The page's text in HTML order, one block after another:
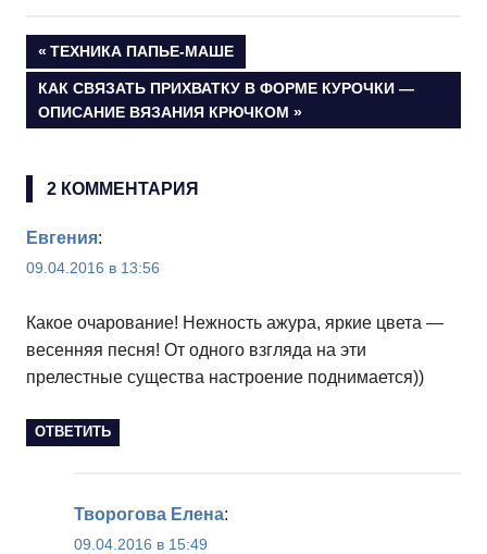
Навигация
по
ПРЕДЫДУЩАЯ
ЗАПИСЬ:
ТЕХНИКА ПАПЬЕ-МАШЕ
СЛЕДУЮЩАЯ
ЗАПИСЬ:
КАК СВЯЗАТЬ ПРИХВАТКУ В ФОРМЕ КУРОЧКИ —
ОПИСАНИЕ ВЯЗАНИЯ КРЮЧКОМ
2 КОММЕНТАРИЯ
Евгения:
09.04.2016 в 13:56
Какое очарование! Нежность ажура, яркие цвета —
весенняя песня! От одного взгляда на эти
прелестные существа настроение поднимается))
ОТВЕТИТЬ
Творогова Елена:
09.04.2016 в 15:49